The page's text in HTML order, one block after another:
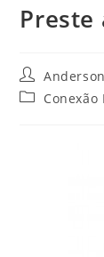
Preste
Anderson